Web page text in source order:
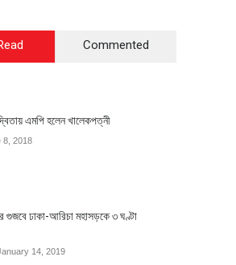
Commented
এমপি হলেন খালেকপত্নী
8, 2018
গুজবে ঢাকা-আরিচা মহাসড়কে ৩ ঘণ্টা
14, 2019